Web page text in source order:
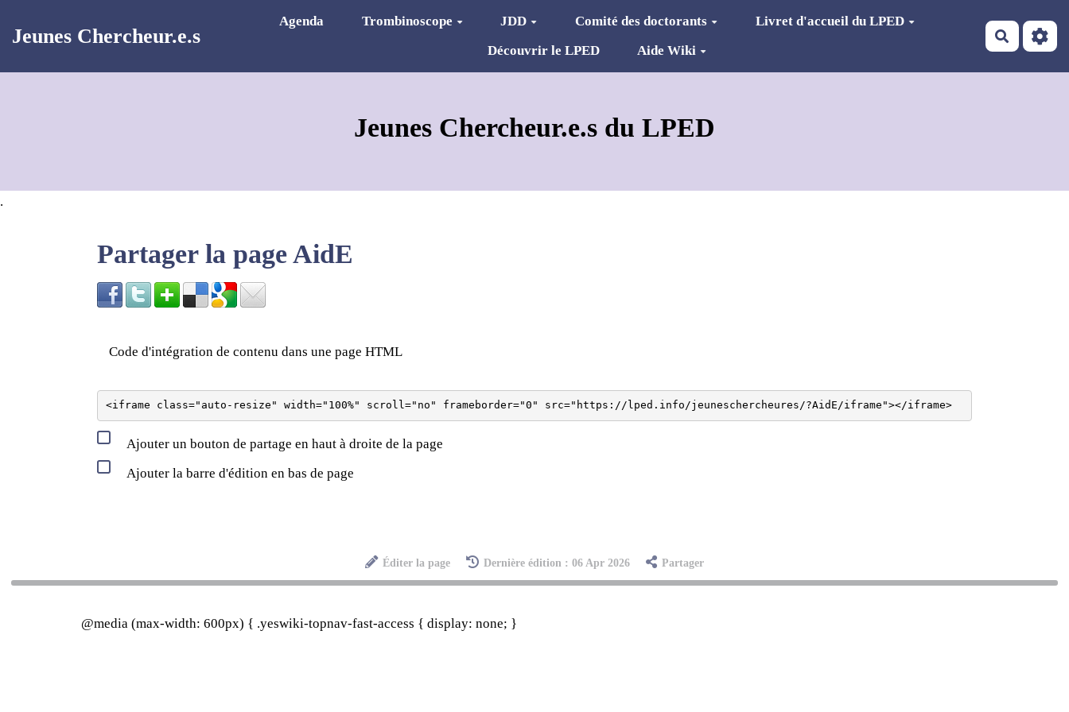
Jeunes Chercheur.e.s
Agenda Trombinoscope JDD Comité des doctorants
Livret d'accueil du LPED
Découvrir le LPED
Aide Wiki
Jeunes Chercheur.e.s du LPED
.
Partager la page AidE
Code d'intégration de contenu dans une page HTML
<iframe class="auto-resize" width="100%" scroll="no" frameborder="0" src="https://lped.info/jeuneschercheures/?AidE/iframe"></iframe>
Ajouter un bouton de partage en haut à droite de la page
Ajouter la barre d'édition en bas de page
Éditer la page Dernière édition : 06 Apr 2026 Partager
@media (max-width: 600px) { .yeswiki-topnav-fast-access { display: none; }